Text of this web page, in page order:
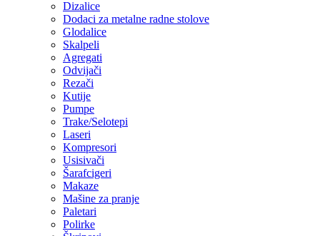
Dizalice
Dodaci za metalne radne stolove
Glodalice
Skalpeli
Agregati
Odvijači
Rezači
Kutije
Pumpe
Trake/Selotepi
Laseri
Kompresori
Usisivači
Šarafcigeri
Makaze
Mašine za pranje
Paletari
Polirke